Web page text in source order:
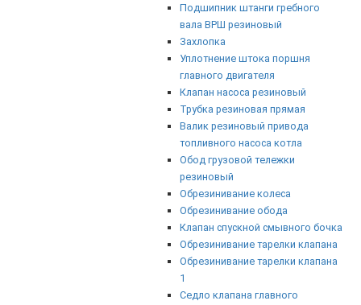
Подшипник штанги гребного
вала ВРШ резиновый
Захлопка
Уплотнение штока поршня
главного двигателя
Клапан насоса резиновый
Трубка резиновая прямая
Валик резиновый привода
топливного насоса котла
Обод грузовой тележки
резиновый
Обрезинивание колеса
Обрезинивание обода
Клапан спускной смывного бочка
Обрезинивание тарелки клапана
Обрезинивание тарелки клапана
1
Седло клапана главного